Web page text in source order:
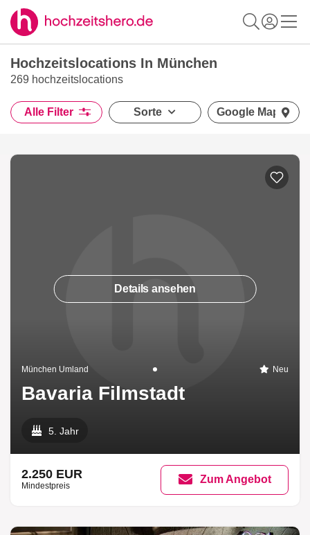
Hochzeitslocations In München
269 hochzeitslocations
Alle Filter Sorte Google Maps
Details ansehen
München Umland Neu
Bavaria Filmstadt
5. Jahr
2.250 EUR
Mindestpreis
Zum Angebot